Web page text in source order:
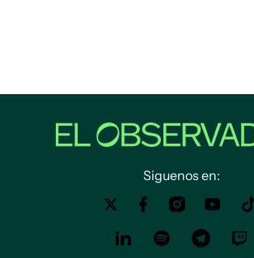
Siguenos en: